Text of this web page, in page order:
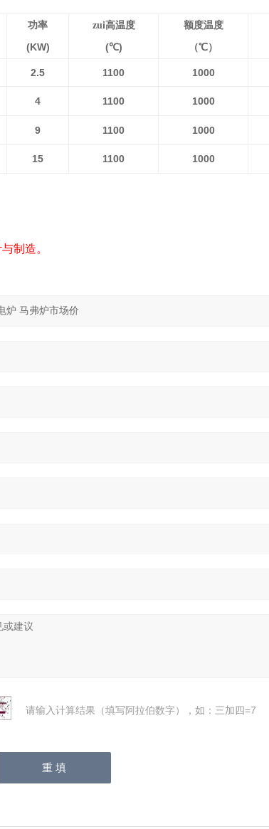
功率
(KW)
zui高温度
(℃)
额度温度
（℃）
2.5 1100 1000
4 1100 1000
9 1100 1000
15 1100 1000
制造。
请输入计算结果（填写阿拉伯数字），如：三加四=7